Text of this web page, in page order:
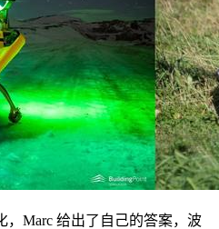
Marc 给出了自己的答案，波